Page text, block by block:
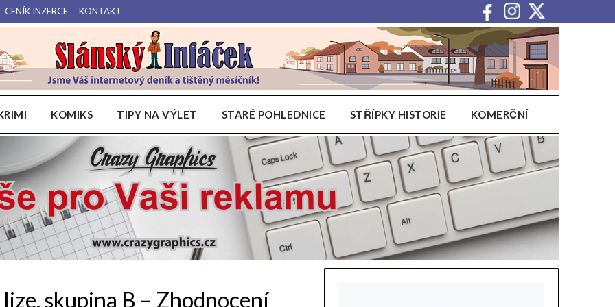
CENÍK INZERCE KONTAKT
Slánský Infáček
Váš internetový deník a tištěný měsíčník pro Slánsko, Kladensko a Lounsko.
KOMIKS TIPY NA VÝLET STARÉ POHLEDNICE STŘÍPKY HISTORIE KOMERČNÍ
skupina B – Zhodnocení